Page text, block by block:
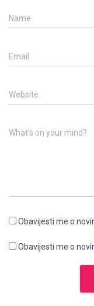
Name
Email
Website
What's on your mind?
Obavijesti me o
Obavijesti me o